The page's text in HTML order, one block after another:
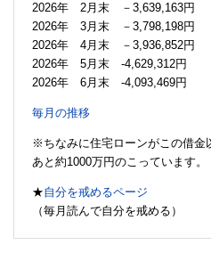
2026年 2月末 －3,639,163円
2026年 3月末 －3,798,198円
2026年 4月末 －3,936,852円
2026年 5月末 -4,629,312円
2026年 6月末 -4,093,469円
毎月の推移
※ちなみに住宅ローンがこの借金
あと約1000万円のこっています。
★自分を戒めるページ
（毎月読んで自分を戒める）